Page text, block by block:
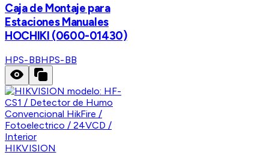
Caja de Montaje para
Estaciones Manuales
HOCHIKI (0600-01430)
HPS-BBHPS-BB
HIKVISION